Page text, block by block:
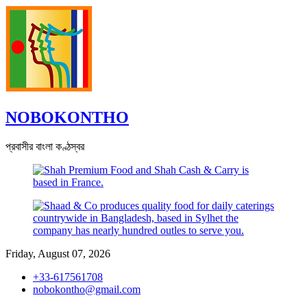
Skip
content
NOBOKONTHO
প্রবাসীর বাংলা কণ্ঠস্বর
Friday, August 07, 2026
+33-617561708
nobokontho@gmail.com